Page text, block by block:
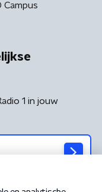
Campus
1 in jouw